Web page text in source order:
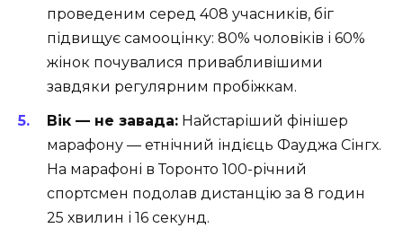
проведеним серед 408 учасників, біг
підвищує самооцінку: 80% чоловіків і 60%
жінок почувалися привабливішими
завдяки регулярним пробіжкам.
Вік — не завада: Найстаріший фінішер
марафону — етнічний індієць Фауджа Сінгх.
На марафоні в Торонто 100-річний
спортсмен подолав дистанцію за 8 годин
25 хвилин і 16 секунд.